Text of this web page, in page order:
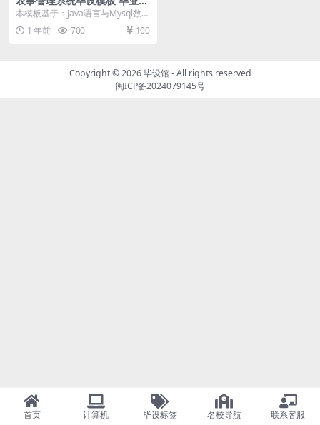
计模板及毕业论文
本模板基于：Java语言与Mysql数据
库开发 系统功能实现 管理员功能介
绍 管...
1 年前 700 100
Copyright © 2026毕设馆- All rights reserved
闽ICP备2024079145号
首页 计算机 毕设标签 名校导航 联系客服